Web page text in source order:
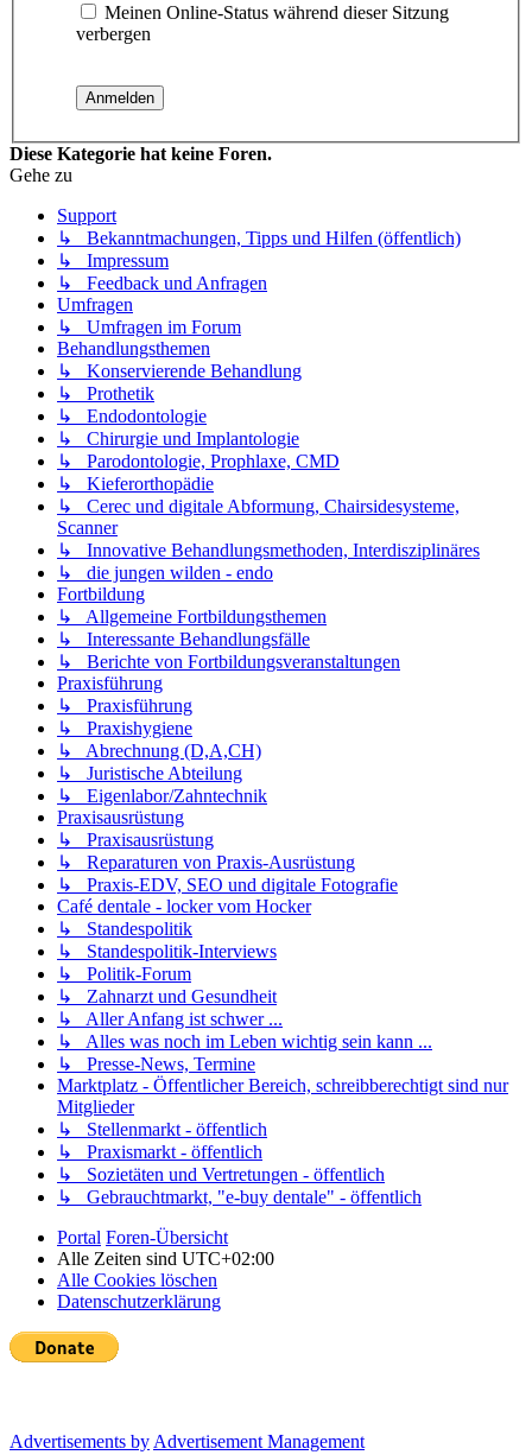
Meinen Online-Status während dieser Sitzung
verbergen
Diese Kategorie hat keine Foren.
Gehe zu
Support
↳ Bekanntmachungen, Tipps und Hilfen (öffentlich)
↳ Impressum
↳ Feedback und Anfragen
Umfragen
↳ Umfragen im Forum
Behandlungsthemen
↳ Konservierende Behandlung
↳ Prothetik
↳ Endodontologie
↳ Chirurgie und Implantologie
↳ Parodontologie, Prophlaxe, CMD
↳ Kieferorthopädie
↳ Cerec und digitale Abformung, Chairsidesysteme,
Scanner
↳ Innovative Behandlungsmethoden, Interdisziplinäres
↳ die jungen wilden - endo
Fortbildung
↳ Allgemeine Fortbildungsthemen
↳ Interessante Behandlungsfälle
↳ Berichte von Fortbildungsveranstaltungen
Praxisführung
↳ Praxisführung
↳ Praxishygiene
↳ Abrechnung (D,A,CH)
↳ Juristische Abteilung
↳ Eigenlabor/Zahntechnik
Praxisausrüstung
↳ Praxisausrüstung
↳ Reparaturen von Praxis-Ausrüstung
↳ Praxis-EDV, SEO und digitale Fotografie
Café dentale - locker vom Hocker
↳ Standespolitik
↳ Standespolitik-Interviews
↳ Politik-Forum
↳ Zahnarzt und Gesundheit
↳ Aller Anfang ist schwer ...
↳ Alles was noch im Leben wichtig sein kann ...
↳ Presse-News, Termine
Marktplatz - Öffentlicher Bereich, schreibberechtigt sind nur
Mitglieder
↳ Stellenmarkt - öffentlich
↳ Praxismarkt - öffentlich
↳ Sozietäten und Vertretungen - öffentlich
↳ Gebrauchtmarkt, "e-buy dentale" - öffentlich
Portal Foren-Übersicht
Alle Zeiten sind UTC+02:00
Alle Cookies löschen
Datenschutzerklärung
Advertisements by Advertisement Management